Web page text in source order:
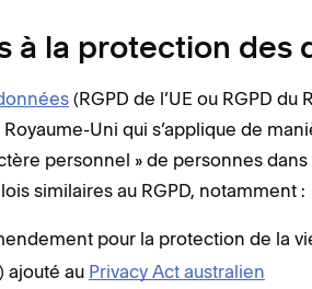
à la protection des
(RGPD de l’UE ou RGPD du
Uni qui s’applique de
personnel » de personnes dans
similaires au RGPD, notamment :
pour la protection de la
ajouté au Privacy Act australien